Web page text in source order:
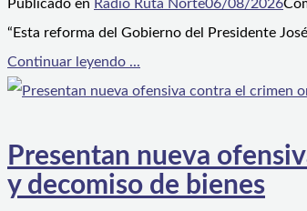
Publicado en Radio Ruta Norte06/08/2026
“Esta reforma del Gobierno del Presidente
Continuar leyendo ...
Presentan nueva
y decomiso de bienes